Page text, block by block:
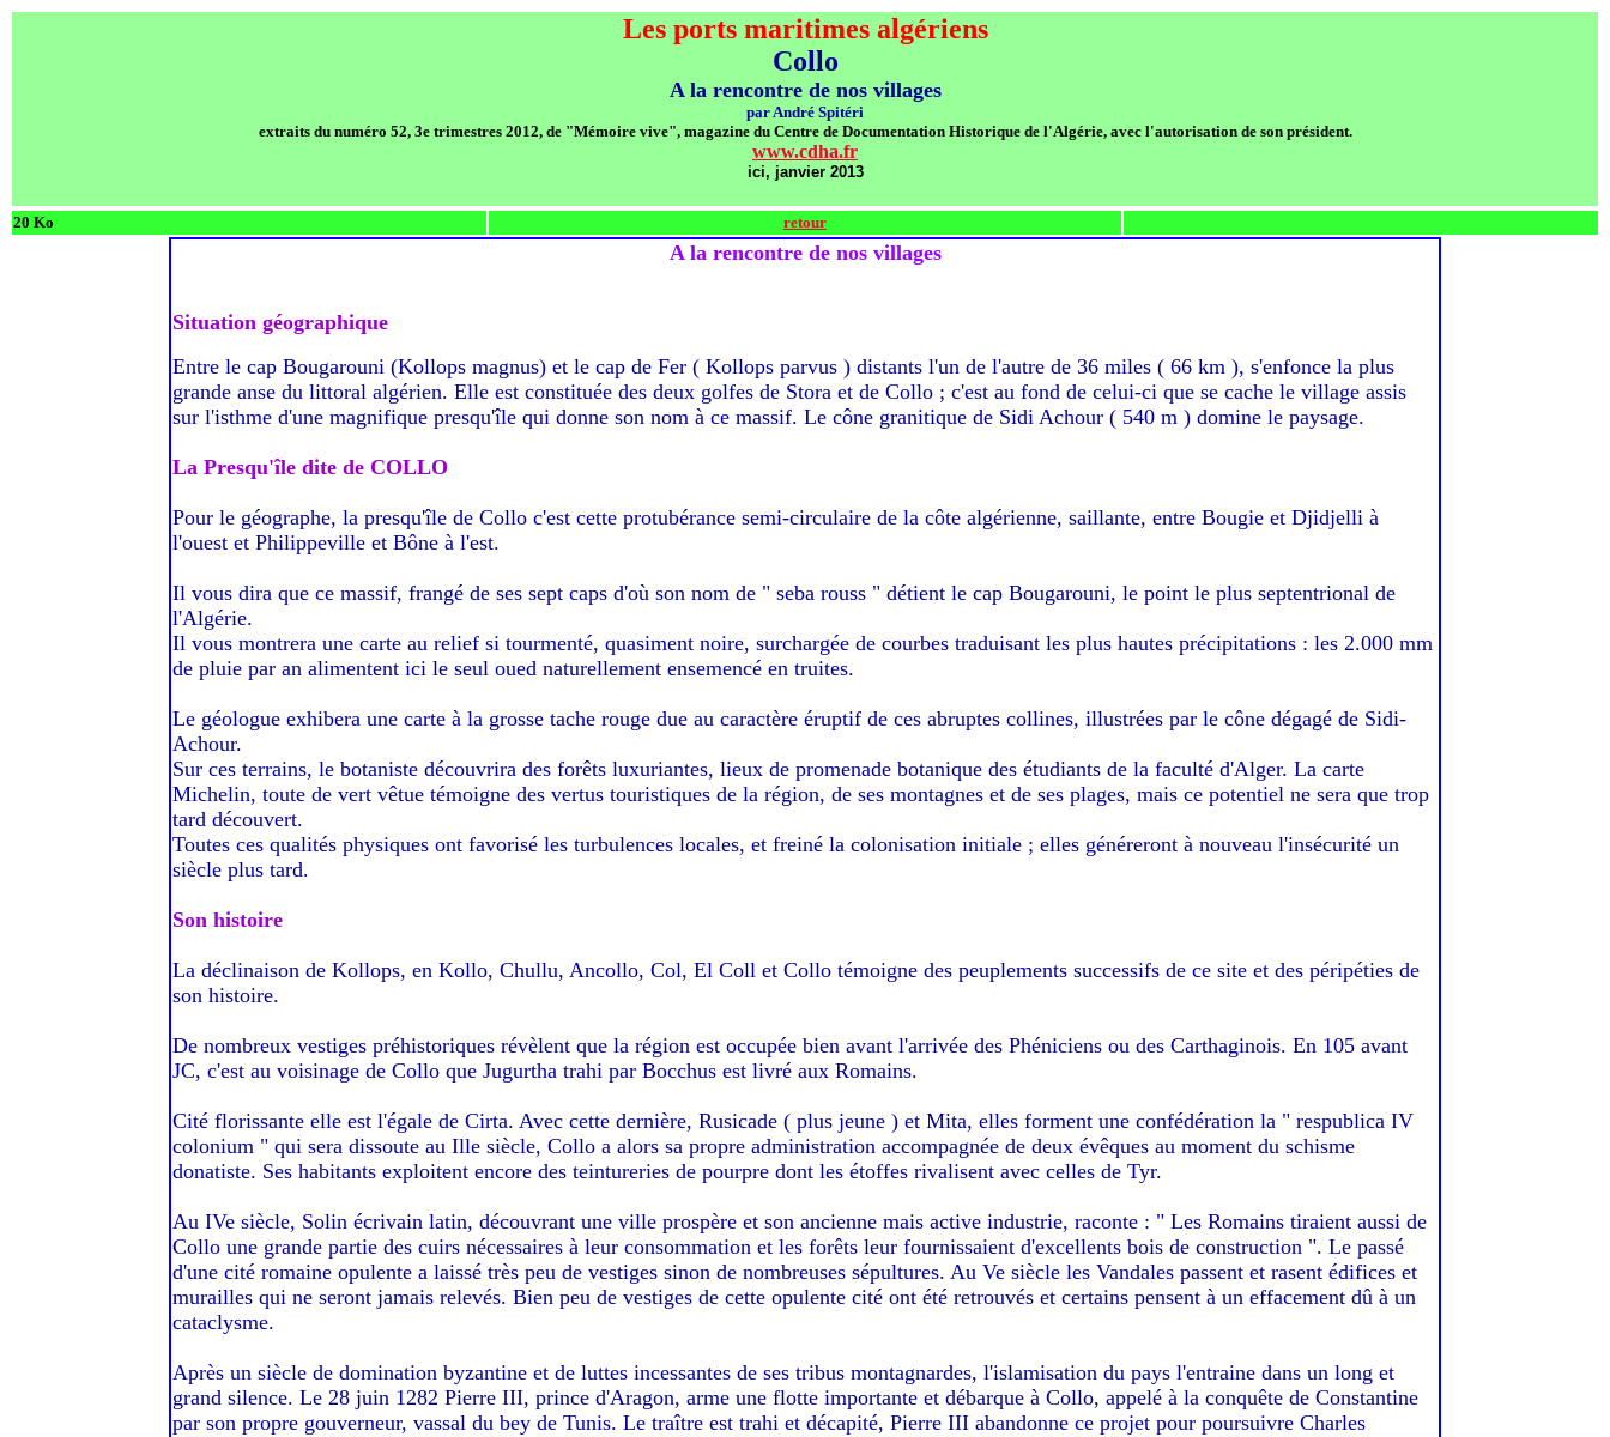
Les ports maritimes algériens
Collo
A la rencontre de nos villages
par André Spitéri
extraits du numéro 52, 3e trimestres 2012, de "Mémoire vive", magazine du Centre de Documentation Historique de l'Algérie, avec l'autorisation de son président.
www.cdha.fr
ici, janvier 2013
20 Ko retour
A la rencontre de nos villages
Situation géographique
Entre le cap Bougarouni (Kollops magnus) et le cap de Fer ( Kollops parvus ) distants l'un de l'autre de 36 miles ( 66 km ), s'enfonce la plus
grande anse du littoral algérien. Elle est constituée des deux golfes de Stora et de Collo ; c'est au fond de celui-ci que se cache le village assis
sur l'isthme d'une magnifique presqu'île qui donne son nom à ce massif. Le cône granitique de Sidi Achour ( 540 m ) domine le paysage.
La Presqu'île dite de COLLO
Pour le géographe, la presqu'île de Collo c'est cette protubérance semi-circulaire de la côte algérienne, saillante, entre Bougie et Djidjelli à
l'ouest et Philippeville et Bône à l'est.
Il vous dira que ce massif, frangé de ses sept caps d'où son nom de " seba rouss " détient le cap Bougarouni, le point le plus septentrional de
l'Algérie.
Il vous montrera une carte au relief si tourmenté, quasiment noire, surchargée de courbes traduisant les plus hautes précipitations : les 2.000 mm
de pluie par an alimentent ici le seul oued naturellement ensemencé en truites.
Le géologue exhibera une carte à la grosse tache rouge due au caractère éruptif de ces abruptes collines, illustrées par le cône dégagé de Sidi-
Achour.
Sur ces terrains, le botaniste découvrira des forêts luxuriantes, lieux de promenade botanique des étudiants de la faculté d'Alger. La carte
Michelin, toute de vert vêtue témoigne des vertus touristiques de la région, de ses montagnes et de ses plages, mais ce potentiel ne sera que trop
tard découvert.
Toutes ces qualités physiques ont favorisé les turbulences locales, et freiné la colonisation initiale ; elles généreront à nouveau l'insécurité un
siècle plus tard.
Son histoire
La déclinaison de Kollops, en Kollo, Chullu, Ancollo, Col, El Coll et Collo témoigne des peuplements successifs de ce site et des péripéties de
son histoire.
De nombreux vestiges préhistoriques révèlent que la région est occupée bien avant l'arrivée des Phéniciens ou des Carthaginois. En 105 avant
JC, c'est au voisinage de Collo que Jugurtha trahi par Bocchus est livré aux Romains.
Cité florissante elle est l'égale de Cirta. Avec cette dernière, Rusicade ( plus jeune ) et Mita, elles forment une confédération la " respublica IV
colonium " qui sera dissoute au Ille siècle, Collo a alors sa propre administration accompagnée de deux évêques au moment du schisme
donatiste. Ses habitants exploitent encore des teintureries de pourpre dont les étoffes rivalisent avec celles de Tyr.
Au IVe siècle, Solin écrivain latin, découvrant une ville prospère et son ancienne mais active industrie, raconte : " Les Romains tiraient aussi de
Collo une grande partie des cuirs nécessaires à leur consommation et les forêts leur fournissaient d'excellents bois de construction ". Le passé
d'une cité romaine opulente a laissé très peu de vestiges sinon de nombreuses sépultures. Au Ve siècle les Vandales passent et rasent édifices et
murailles qui ne seront jamais relevés. Bien peu de vestiges de cette opulente cité ont été retrouvés et certains pensent à un effacement dû à un
cataclysme.
Après un siècle de domination byzantine et de luttes incessantes de ses tribus montagnardes, l'islamisation du pays l'entraine dans un long et
grand silence. Le 28 juin 1282 Pierre III, prince d'Aragon, arme une flotte importante et débarque à Collo, appelé à la conquête de Constantine
par son propre gouverneur, vassal du bey de Tunis. Le traître est trahi et décapité, Pierre III abandonne ce projet pour poursuivre Charles